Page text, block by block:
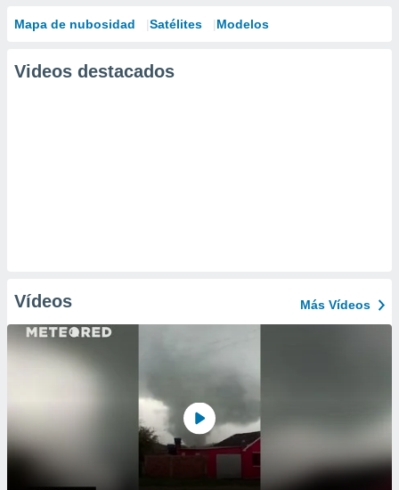
Mapa de nubosidad Satélites Modelos
Videos destacados
Vídeos Más Vídeos